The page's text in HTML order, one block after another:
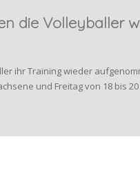
die Volleyballer
ihr Training wieder
und Freitag von 18 bis